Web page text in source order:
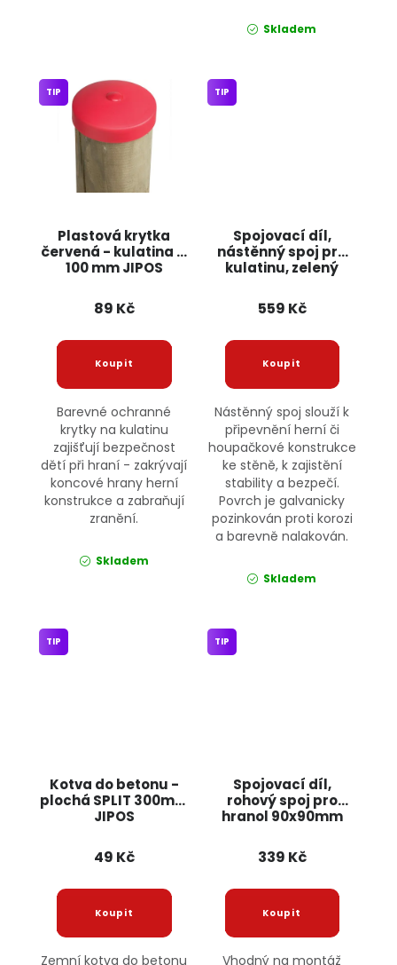
Skladem
Plastová krytka
červená - kulatina O
100 mm JIPOS
TIP
89 Kč
Barevné ochranné
krytky na kulatinu
zajišťují bezpečnost
dětí při hraní - zakrývají
koncové hrany herní
konstrukce a zabraňují
zranění.
Skladem
Spojovací díl,
nástěnný spoj pro
kulatinu, zelený
TIP
559 Kč
Nástěnný spoj slouží k
připevnění herní či
houpačkové konstrukce
ke stěně, k zajistění
stability a bezpečí.
Povrch je galvanicky
pozinkován proti korozi
a barevně nalakován.
Skladem
Kotva do betonu -
plochá SPLIT 300mm
JIPOS
TIP
49 Kč
Zemní kotva do betonu
Spojovací díl,
rohový spoj pro
hranol 90x90mm
JIPOS
TIP
339 Kč
Vhodný na montáž